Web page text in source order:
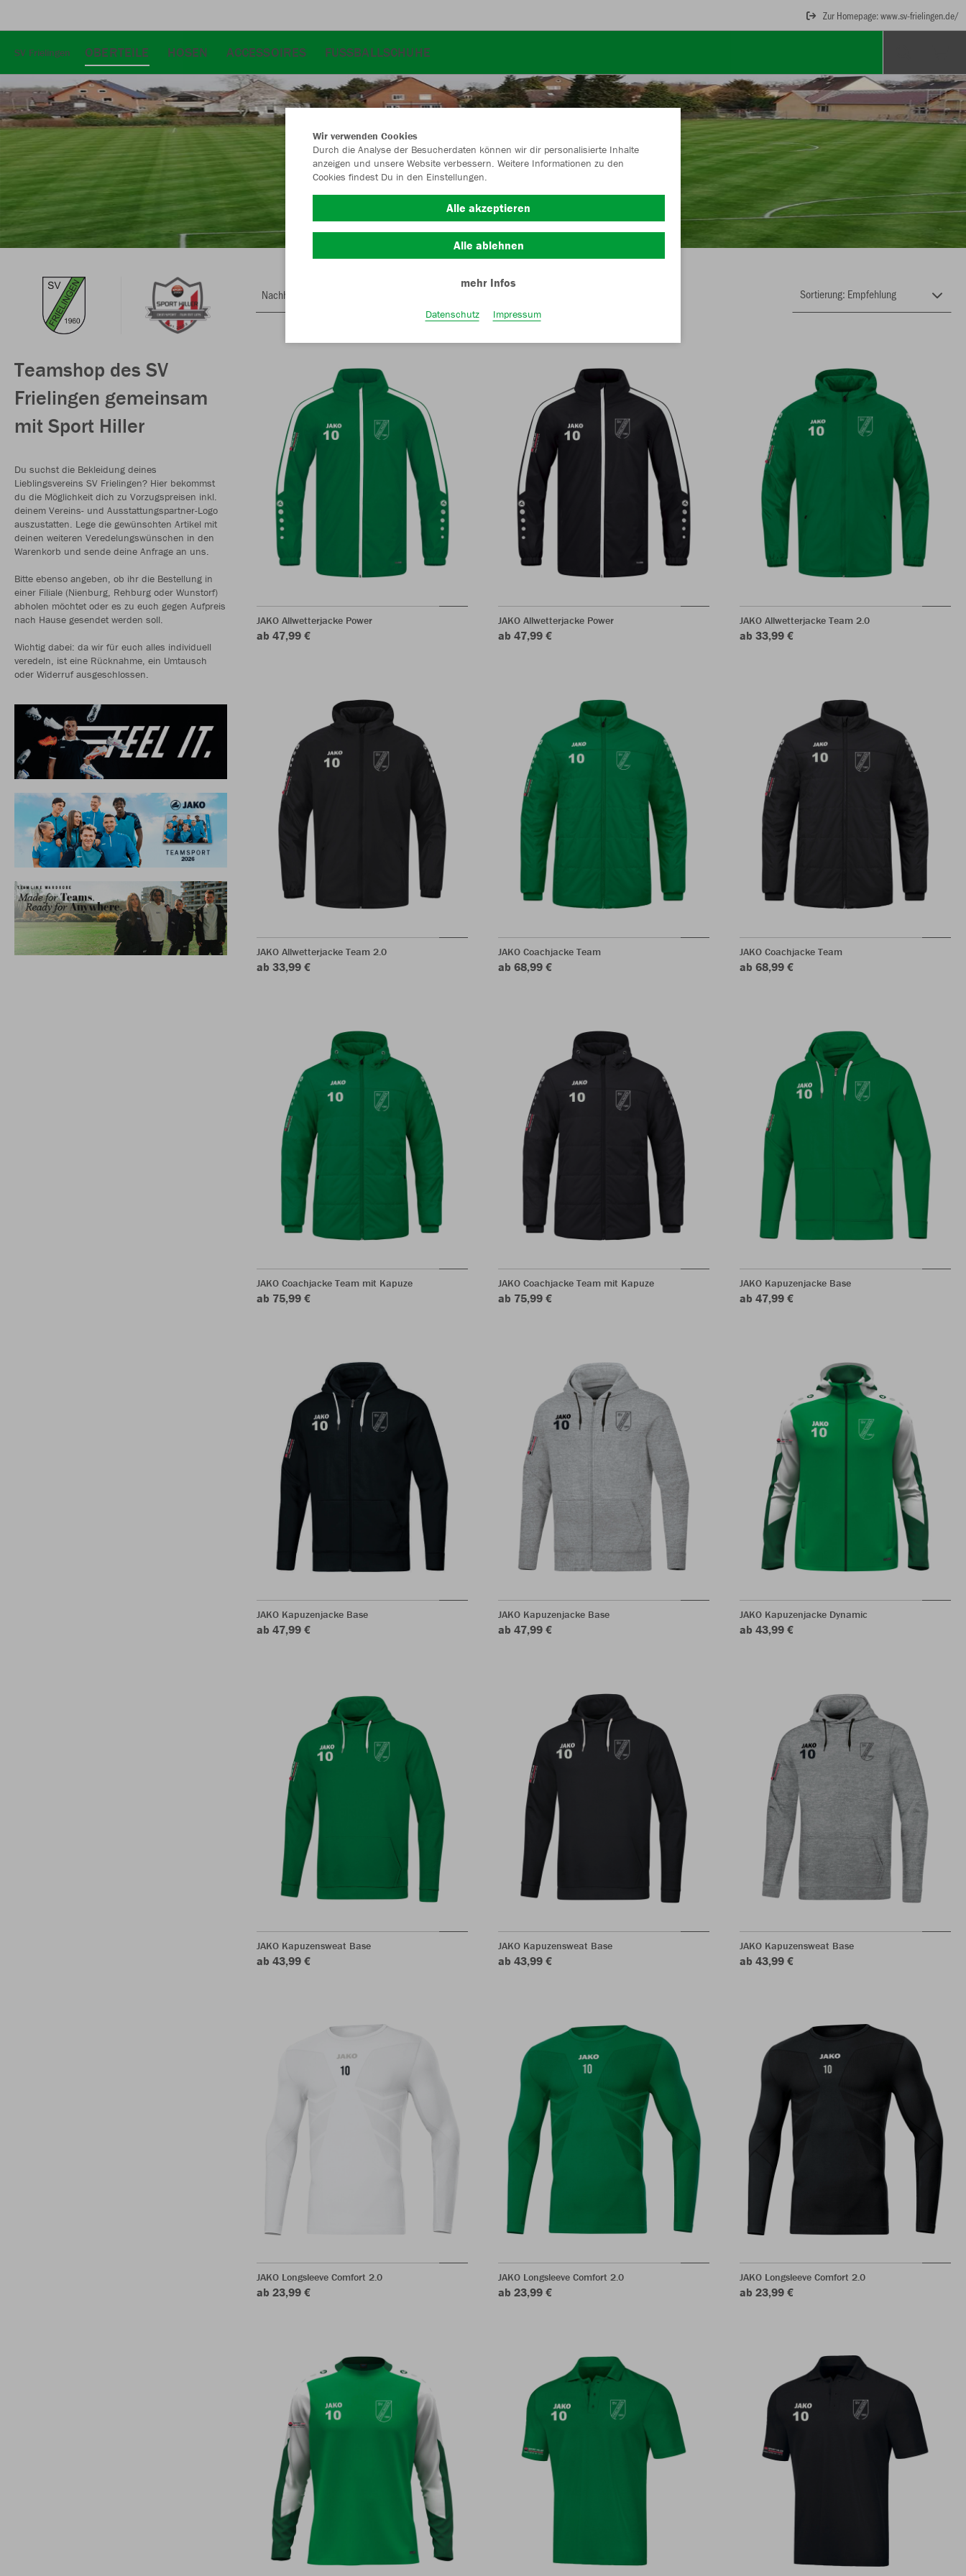
Zur Homepage: www.sv-frielingen.de/
SV Frielingen OBERTEILE HOSEN ACCESSOIRES FUSSBALLSCHUHE
Teamshop des SV
Frielingen gemeinsam
mit Sport Hiller
Du suchst die Bekleidung deines
Lieblingsvereins SV Frielingen? Hier bekommst
du die Möglichkeit dich zu Vorzugspreisen inkl.
deinem Vereins- und Ausstattungspartner-Logo
auszustatten. Lege die gewünschten Artikel mit
deinen weiteren Veredelungswünschen in den
Warenkorb und sende deine Anfrage an uns.
Bitte ebenso angeben, ob ihr die Bestellung in
einer Filiale (Nienburg, Rehburg oder Wunstorf)
abholen möchtet oder es zu euch gegen Aufpreis
nach Hause gesendet werden soll.
Wichtig dabei: da wir für euch alles individuell
veredeln, ist eine Rücknahme, ein Umtausch
oder Widerruf ausgeschlossen.
Nachhaltig
JAKO Allwetterjacke Power
ab 47,99 €
JAKO Allwetterjacke Power
ab 47,99 €
JAKO Allwetterjacke Team 2.0
ab 33,99 €
JAKO Allwetterjacke Team 2.0
ab 33,99 €
JAKO Coachjacke Team
ab 68,99 €
JAKO Coachjacke Team
ab 68,99 €
JAKO Coachjacke Team mit Kapuze
ab 75,99 €
JAKO Coachjacke Team mit Kapuze
ab 75,99 €
JAKO Kapuzenjacke Base
ab 47,99 €
JAKO Kapuzenjacke Base
ab 47,99 €
JAKO Kapuzenjacke Base
ab 47,99 €
JAKO Kapuzenjacke Dynamic
ab 43,99 €
JAKO Kapuzensweat Base
ab 43,99 €
JAKO Kapuzensweat Base
ab 43,99 €
JAKO Kapuzensweat Base
ab 43,99 €
JAKO Longsleeve Comfort 2.0
ab 23,99 €
JAKO Longsleeve Comfort 2.0
ab 23,99 €
JAKO Longsleeve Comfort 2.0
ab 23,99 €
Wir verwenden Cookies
Durch die Analyse der Besucherdaten können wir dir personalisierte Inhalte
anzeigen und unsere Website verbessern. Weitere Informationen zu den
Cookies findest Du in den Einstellungen.
Alle akzeptieren
Alle ablehnen
mehr Infos
Datenschutz Impressum